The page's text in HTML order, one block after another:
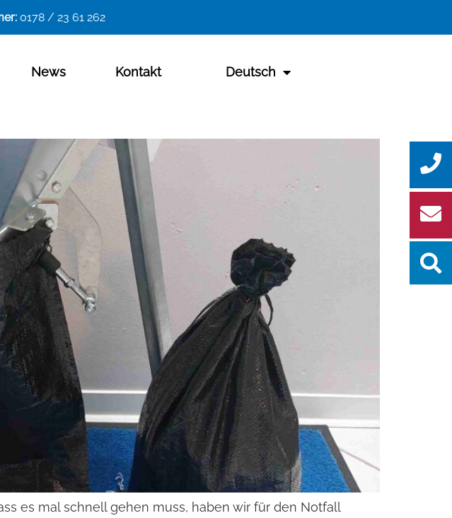
0178 / 23 61 262
News Kontakt Deutsch
es mal schnell gehen muss, haben wir für den Notfall